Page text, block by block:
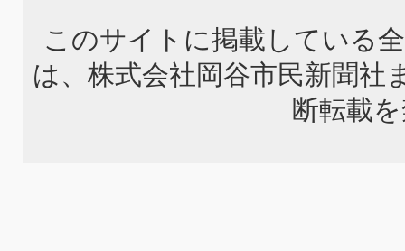
このサイトに掲載している
は、株式会社岡谷市民新聞社
断転載